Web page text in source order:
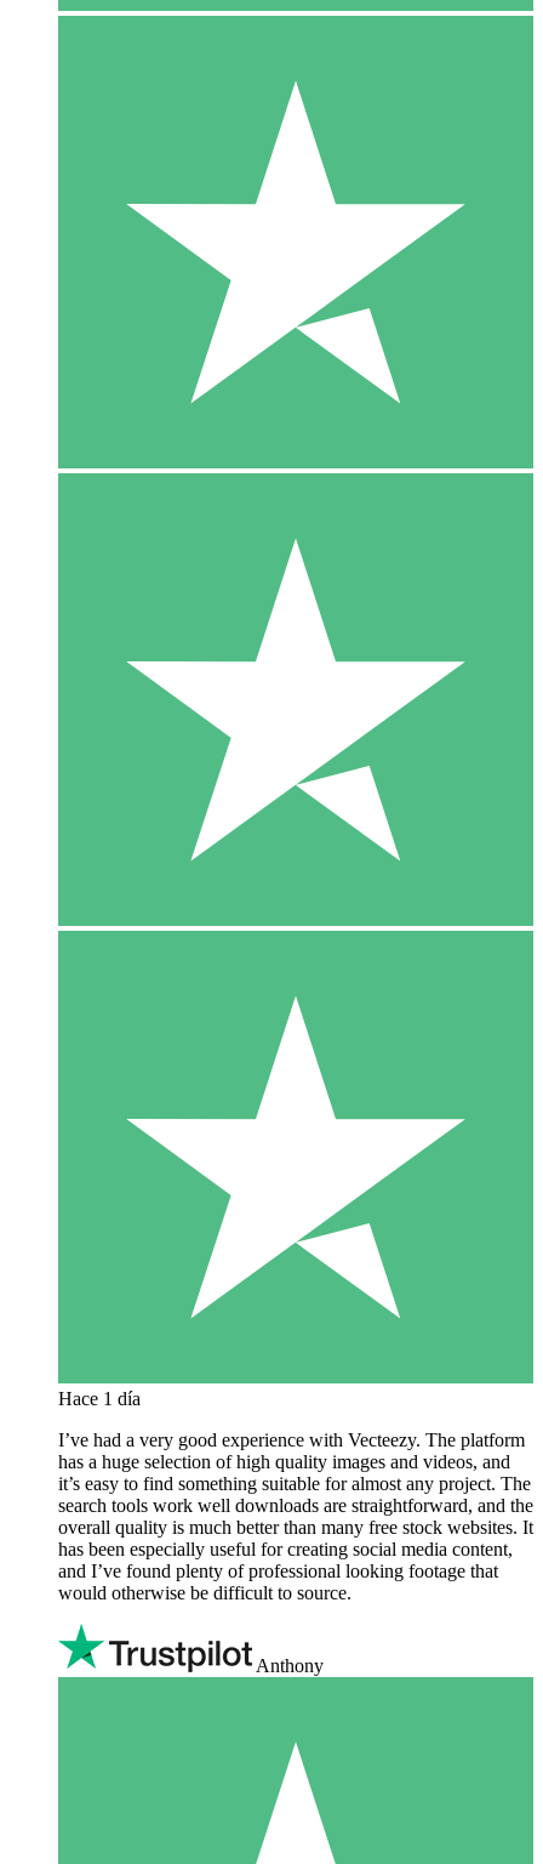
Hace 1 día
I’ve had a very good experience with Vecteezy. The platform
has a huge selection of high quality images and videos, and
it’s easy to find something suitable for almost any project. The
search tools work well downloads are straightforward, and the
overall quality is much better than many free stock websites. It
has been especially useful for creating social media content,
and I’ve found plenty of professional looking footage that
would otherwise be difficult to source.
Anthony